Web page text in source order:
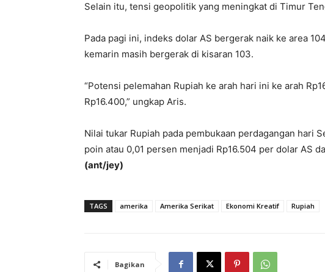
Selain itu, tensi geopolitik yang meningkat di Timur
Pada pagi ini, indeks dolar AS bergerak naik ke area
kemarin masih bergerak di kisaran 103.
“Potensi pelemahan Rupiah ke arah hari ini ke arah
Rp16.400,” ungkap Aris.
Nilai tukar Rupiah pada pembukaan perdagangan hari
poin atau 0,01 persen menjadi Rp16.504 per dolar AS
(ant/jey)
TAGS amerika Amerika Serikat Ekonomi Kreatif Rupiah
Bagikan